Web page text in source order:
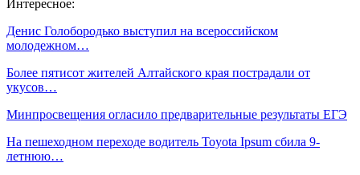
Интересное:
Денис Голобородько выступил на всероссийском
молодежном…
Более пятисот жителей Алтайского края пострадали от
укусов…
Минпросвещения огласило предварительные результаты ЕГЭ
На пешеходном переходе водитель Toyota Ipsum сбила 9-
летнюю…